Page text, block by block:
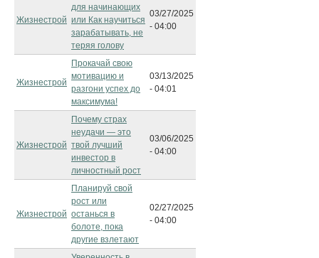
Жизнестрой
для начинающих
или Как научиться
зарабатывать, не
теряя голову
03/27/2025
- 04:00
Жизнестрой
Прокачай свою
мотивацию и
разгони успех до
максимума!
03/13/2025
- 04:01
Жизнестрой
Почему страх
неудачи — это
твой лучший
инвестор в
личностный рост
03/06/2025
- 04:00
Жизнестрой
Планируй свой
рост или
останься в
болоте, пока
другие взлетают
02/27/2025
- 04:00